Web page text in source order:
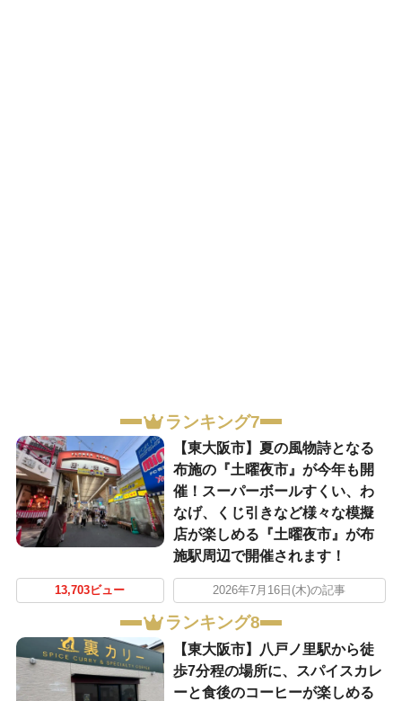
ランキング7
【東大阪市】夏の風物詩となる
布施の『土曜夜市』が今年も開
催！スーパーボールすくい、わ
なげ、くじ引きなど様々な模擬
店が楽しめる『土曜夜市』が布
施駅周辺で開催されます！
13,703ビュー 2026年7月16日(木)の記事
ランキング8
【東大阪市】八戸ノ里駅から徒
歩7分程の場所に、スパイスカレ
ーと食後のコーヒーが楽しめる